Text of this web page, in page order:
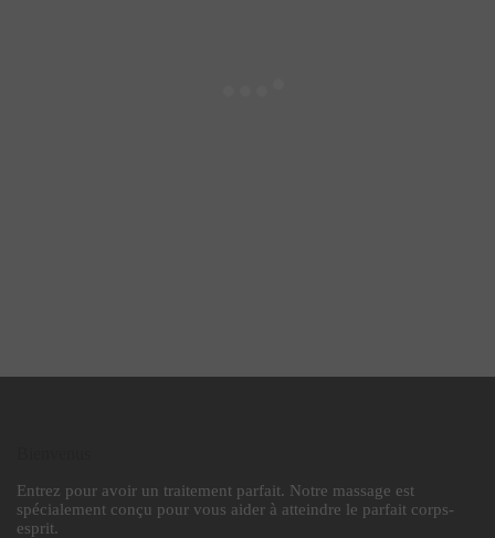
Entrez pour avoir un traitement parfait. Notre massage est
spécialement conçu pour vous aider à atteindre le parfait corps-
esprit.